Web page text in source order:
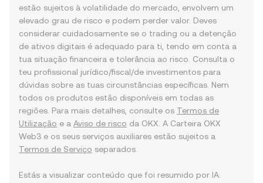
estão sujeitos à volatilidade do mercado, envolvem um
elevado grau de risco e podem perder valor. Deves
considerar cuidadosamente se o trading ou a detenção
de ativos digitais é adequado para ti, tendo em conta a
tua situação financeira e tolerância ao risco. Consulta o
teu profissional jurídico/fiscal/de investimentos para
dúvidas sobre as tuas circunstâncias específicas. Nem
todos os produtos estão disponíveis em todas as
regiões. Para mais detalhes, consulte os Termos de
Utilização e a Aviso de risco da OKX. A Carteira OKX
Web3 e os seus serviços auxiliares estão sujeitos a
Termos de Serviço separados.
Estás a visualizar conteúdo que foi resumido por IA.